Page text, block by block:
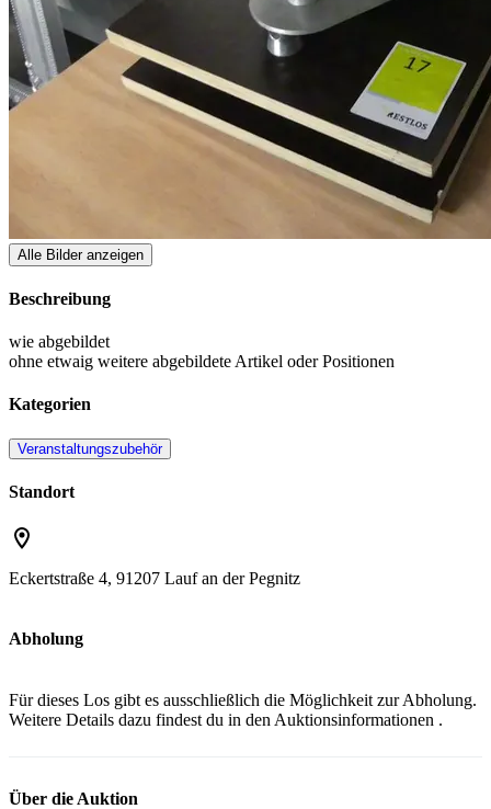
Alle Bilder anzeigen
Beschreibung
wie abgebildet
ohne etwaig weitere abgebildete Artikel oder Positionen
Kategorien
Veranstaltungszubehör
Standort
Eckertstraße 4, 91207 Lauf an der Pegnitz
Abholung
Für dieses Los gibt es ausschließlich die Möglichkeit zur Abholung.
Weitere Details dazu findest du in den Auktionsinformationen .
Über die Auktion